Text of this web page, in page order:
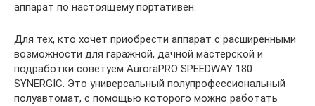
аппарат по настоящему портативен.
Для тех, кто хочет приобрести аппарат с расширенными
возможности для гаражной, дачной мастерской и
подработки советуем AuroraPRO SPEEDWAY 180
SYNERGIC. Это универсальный полупрофессиональный
полуавтомат, с помощью которого можно работать